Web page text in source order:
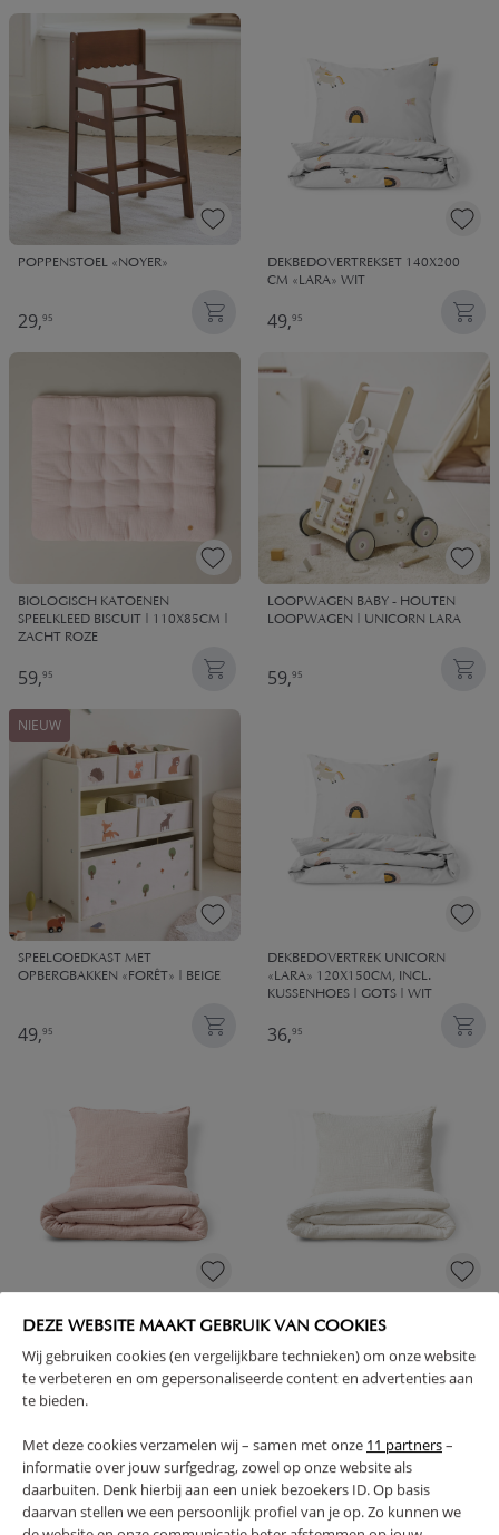
DEZE WEBSITE MAAKT GEBRUIK VAN COOKIES
Wij gebruiken cookies (en vergelijkbare technieken) om onze website
te verbeteren en om gepersonaliseerde content en advertenties aan
te bieden.
Met deze cookies verzamelen wij – samen met onze 11 partners–
informatie over jouw surfgedrag, zowel op onze website als
daarbuiten. Denk hierbij aan een uniek bezoekers ID. Op basis
daarvan stellen we een persoonlijk profiel van je op. Zo kunnen we
al in huis hebben!
POPPENSTOEL «NOYER»
29,95
DEKBEDOVERTREKSET 140X200
CM «LARA» WIT
49,95
BIOLOGISCH KATOENEN
SPEELKLEED BISCUIT | 110X85CM |
ZACHT ROZE
59,95
LOOPWAGEN BABY - HOUTEN
LOOPWAGEN | UNICORN LARA
59,95
NIEUW
SPEELGOEDKAST MET
OPBERGBAKKEN «FORÊT» | BEIGE
49,95
DEKBEDOVERTREK UNICORN
«LARA» 120X150CM, INCL.
KUSSENHOES | GOTS | WIT
36,95
120X150CM, INCL. KUSSENHOES |
MOUSSELINE KATOEN | ZACHT
ROZE
42,95
MOUSSELINE KATOEN INCL.
KUSSENHOES | 120X150CM | WIT